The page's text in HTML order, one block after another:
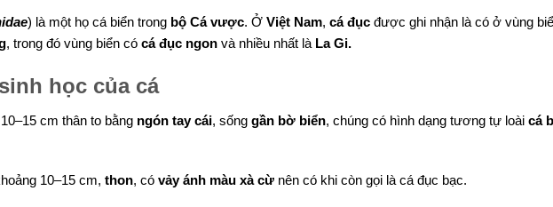
) là một họ cá biển trong bộ Cá vược. Ở Việt Nam, cá đục được ghi nhận là có ở vùng
, trong đó vùng biển có cá đục ngon và nhiều nhất là La Gi.
học của cá
cm thân to bằng ngón tay cái, sống gần bờ biển, chúng có hình dạng tương tự loài cá
10–15 cm, thon, có vảy ánh màu xà cừ nên có khi còn gọi làcá đục bạc.